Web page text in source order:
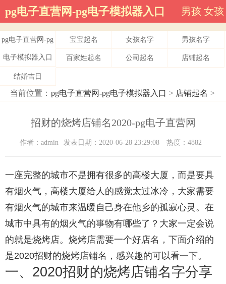
pg电子直营网-pg电子模拟器入口 男孩 女孩
pg电子直营网-pg
电子模拟器入口
宝宝起名 女孩名字 男孩名字
百家姓起名 公司起名 店铺起名
结婚吉日
当前位置： pg电子直营网-pg电子模拟器入口 > 店铺起名 >
招财的烧烤店铺名2020-pg电子直营网
作者：admin 发表日期：2020-06-28 23:29:08 热度：4882
一座完整的城市不是拥有很多的高楼大厦，而是要具
有烟火气，高楼大厦给人的感觉太过冰冷，大家需要
有烟火气的城市来温暖自己身在他乡的孤寂心灵。在
城市中具有的烟火气的事物有哪些了？大家一定会说
的就是烧烤店。烧烤店需要一个好店名，下面介绍的
是2020招财的烧烤店铺名，感兴趣的可以看一下。
一、2020招财的烧烤店铺名字分享